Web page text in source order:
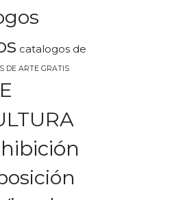
catalogos de
DE ARTE GRATIS